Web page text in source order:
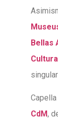
Bellas
Cultura
CdM,